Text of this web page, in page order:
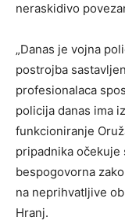
neraskidivo
„Danas je vojna
postrojba
profesionalaca
policija danas ima
funkcioniranje
pripadnika
bespogovorna
na neprihvatljive
Hranj.